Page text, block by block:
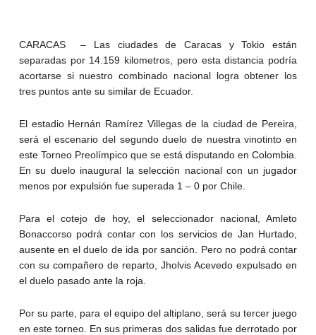
CARACAS – Las ciudades de Caracas y Tokio están
separadas por 14.159 kilometros, pero esta distancia podría
acortarse si nuestro combinado nacional logra obtener los
tres puntos ante su similar de Ecuador.
El estadio Hernán Ramírez Villegas de la ciudad de Pereira,
será el escenario del segundo duelo de nuestra vinotinto en
este Torneo Preolímpico que se está disputando en Colombia.
En su duelo inaugural la selección nacional con un jugador
menos por expulsión fue superada 1 – 0 por Chile.
Para el cotejo de hoy, el seleccionador nacional, Amleto
Bonaccorso podrá contar con los servicios de Jan Hurtado,
ausente en el duelo de ida por sanción. Pero no podrá contar
con su compañero de reparto, Jholvis Acevedo expulsado en
el duelo pasado ante la roja.
Por su parte, para el equipo del altiplano, será su tercer juego
en este torneo. En sus primeras dos salidas fue derrotado por